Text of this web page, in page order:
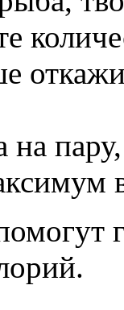
на